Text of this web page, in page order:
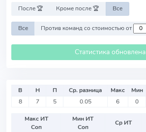
После 🏆 Кроме после 🏆 Все
Все Против команд со стоимостью от
Статистика обновлена
В Н П Ср. разница Макс Мин
8
7 5 0.05 6 0
Макс ИТ
Соп
Мин ИТ
Соп
Ср ИТ